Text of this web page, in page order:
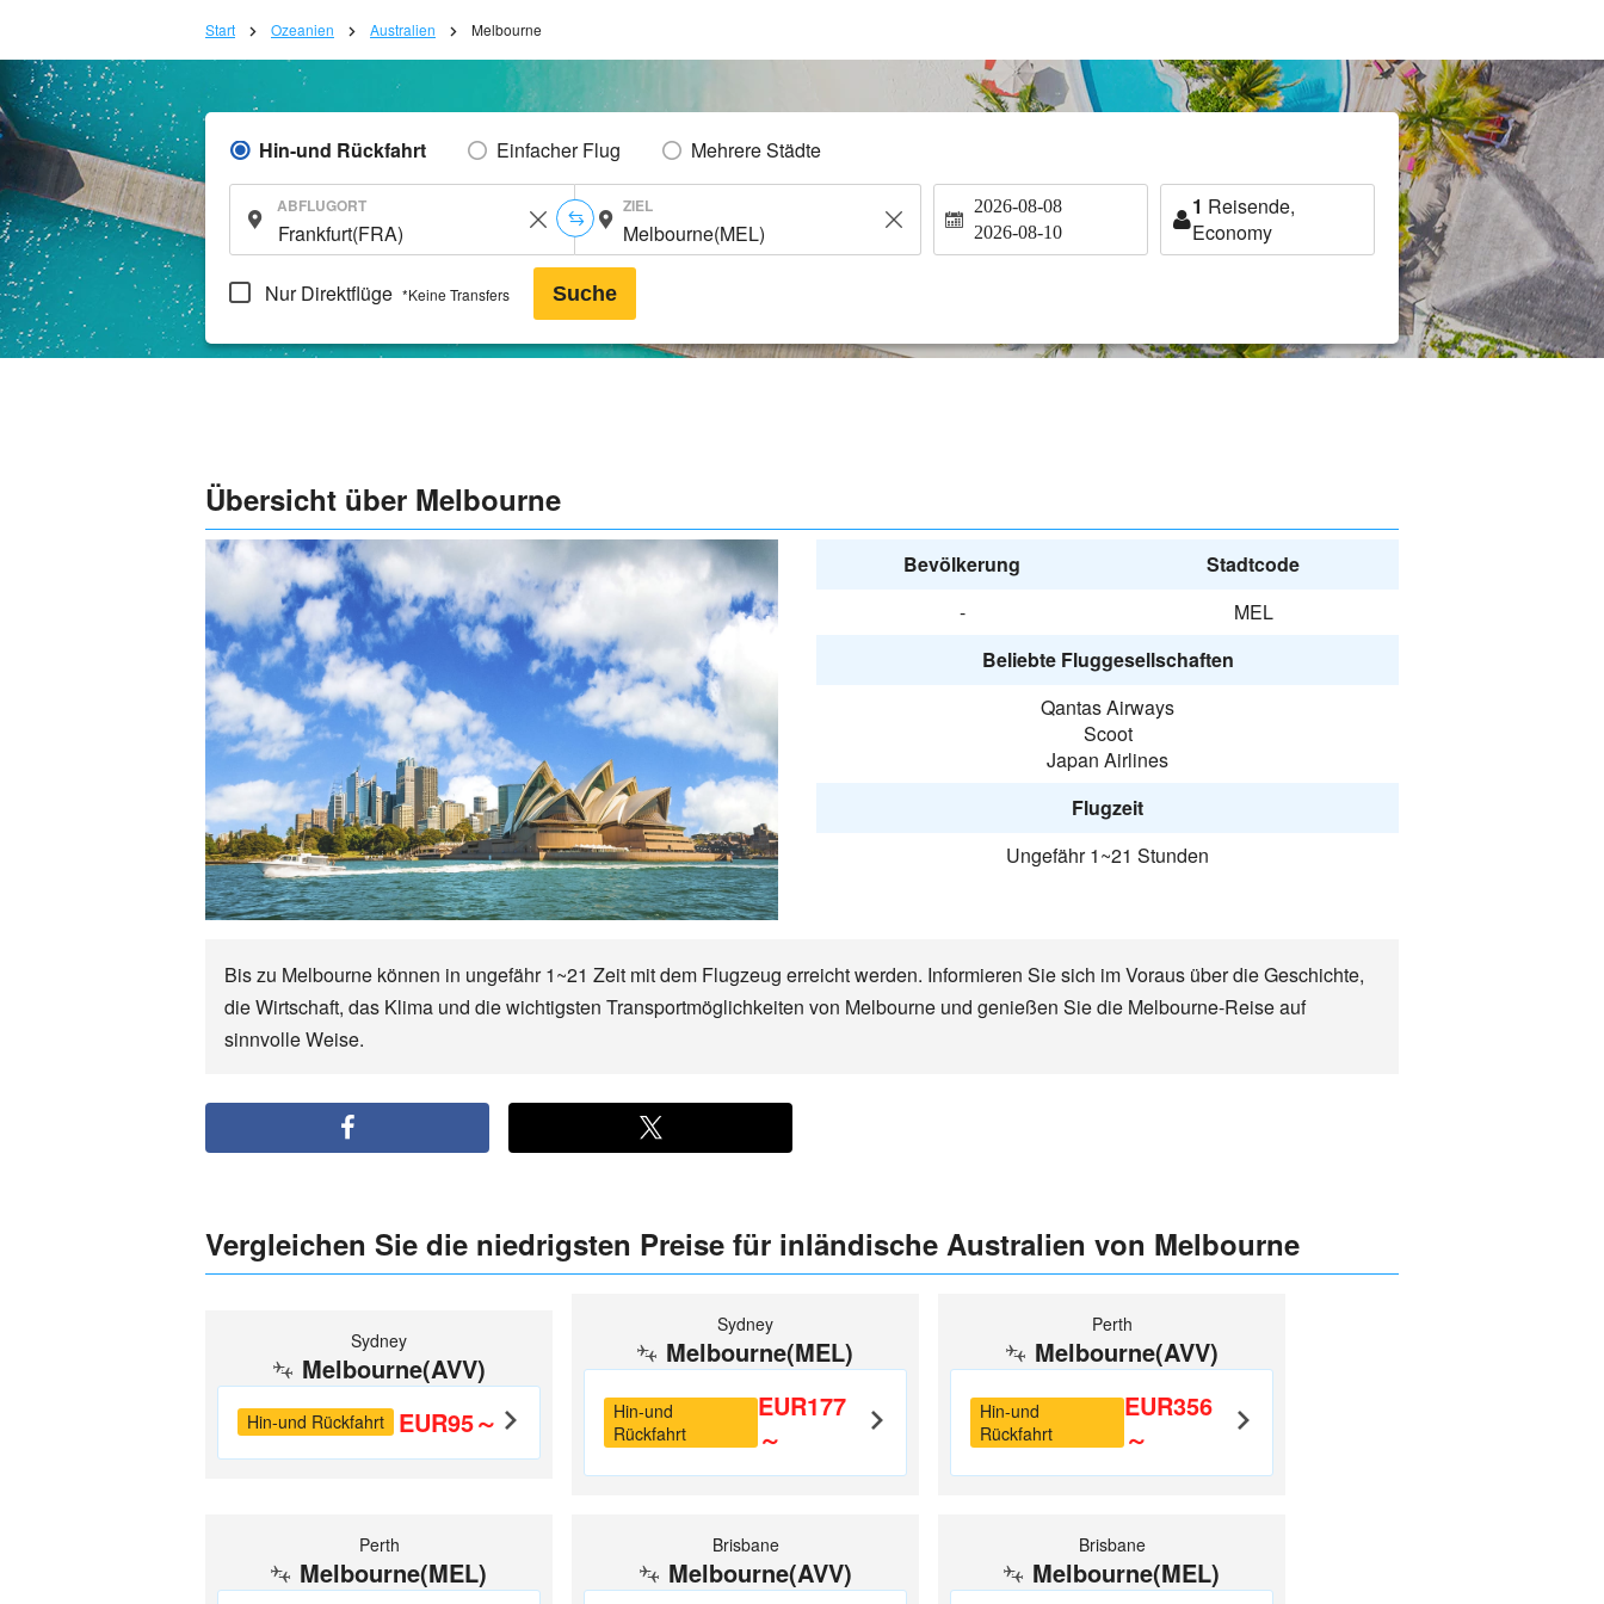
Start Ozeanien Australien Melbourne
Hin-und Rückfahrt Einfacher Flug Mehrere Städte
ABFLUGORT ZIEL 2026-08-08
2026-08-10
1 Reisende,
Economy
Nur Direktflüge *Keine Transfers Suche
Übersicht über Melbourne
Bevölkerung
Stadtcode
-
MEL
Beliebte Fluggesellschaften
Qantas Airways
Scoot
Japan Airlines
Flugzeit
Ungefähr 1~21 Stunden
Bis zu Melbourne können in ungefähr 1~21 Zeit mit dem Flugzeug erreicht werden. Informieren Sie sich im Voraus über die Geschichte,
die Wirtschaft, das Klima und die wichtigsten Transportmöglichkeiten von Melbourne und genießen Sie die Melbourne-Reise auf
sinnvolle Weise.
Vergleichen Sie die niedrigsten Preise für inländische Australien von Melbourne
Sydney
Melbourne(AVV)
Hin-und Rückfahrt EUR95～
Sydney
Melbourne(MEL)
Hin-und
Rückfahrt
EUR177
～
Perth
Melbourne(AVV)
Hin-und
Rückfahrt
EUR356
～
Perth
Melbourne(MEL)
Brisbane
Melbourne(AVV)
Brisbane
Melbourne(MEL)